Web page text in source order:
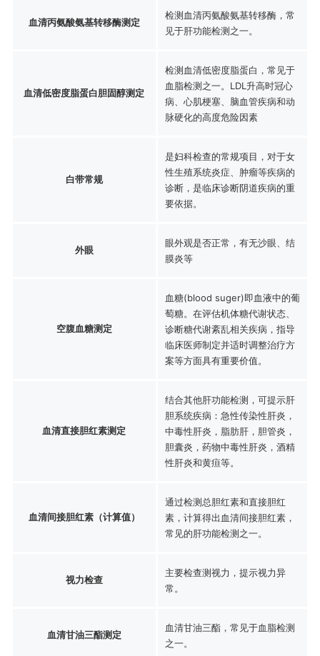
血清丙氨酸氨基转移酶测定
检测血清丙氨酸氨基转移酶，常
见于肝功能检测之一。
血清低密度脂蛋白胆固醇测定
检测血清低密度脂蛋白，常见于
血脂检测之一。LDL升高时冠心
病、心肌梗塞、脑血管疾病和动
脉硬化的高度危险因素
白带常规
是妇科检查的常规项目，对于女
性生殖系统炎症、肿瘤等疾病的
诊断，是临床诊断阴道疾病的重
要依据。
外眼
眼外观是否正常，有无沙眼、结
膜炎等
空腹血糖测定
血糖(blood suger)即血液中的葡
萄糖。在评估机体糖代谢状态、
诊断糖代谢紊乱相关疾病，指导
临床医师制定并适时调整治疗方
案等方面具有重要价值。
血清直接胆红素测定
结合其他肝功能检测，可提示肝
胆系统疾病：急性传染性肝炎，
中毒性肝炎，脂肪肝，胆管炎，
胆囊炎，药物中毒性肝炎，酒精
性肝炎和黄疸等。
血清间接胆红素（计算值）
通过检测总胆红素和直接胆红
素，计算得出血清间接胆红素，
常见的肝功能检测之一。
视力检查
主要检查测视力，提示视力异
常。
血清甘油三酯测定
血清甘油三酯，常见于血脂检测
之一。